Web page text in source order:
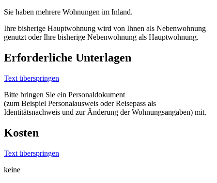
Sie haben mehrere Wohnungen im Inland.
Ihre bisherige Hauptwohnung wird von Ihnen als Nebenwohnung
genutzt oder Ihre bisherige Nebenwohnung als Hauptwohnung.
Erforderliche Unterlagen
Text überspringen
Bitte bringen Sie ein Personaldokument
(zum Beispiel Personalausweis oder Reisepass als
Identitätsnachweis und zur Änderung der Wohnungsangaben) mit.
Kosten
Text überspringen
keine